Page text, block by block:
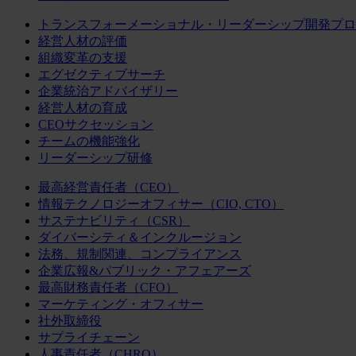
トランスフォーメーショナル・リーダーシップ開発プ
経営人材の評価
組織変革の支援
エグゼクティブサーチ
企業統治アドバイザリー
経営人材の育成
CEOサクセッション
チームの機能強化
リーダーシップ研修
最高経営責任者（CEO）
情報テクノロジーオフィサー（CIO, CTO）
サステナビリティ（CSR）
ダイバーシティ＆インクルージョン
法務、規制関連、コンプライアンス
企業広報&パブリック・アフェアーズ
最高財務責任者（CFO）
マーケティング・オフィサー
社外取締役
サプライチェーン